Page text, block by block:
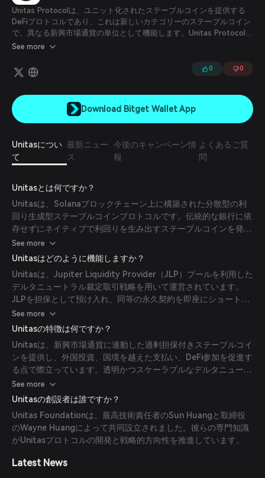
Español
Português (Brasil)
Español (Argentina)
Unitas Protocolは、ユニット化されたステーブルコインを提供する
DeFiプロトコルであり、これは新しいカテゴリーのステーブルコイン
で、異なる新興市場通貨の単位として機能します。Unitas Protocolは
新たなステーブルコインカテゴリーであるユニット化ステーブルコイ
ちます。Unitasのユニット化ステーブルコインは、外部のUSDステー
ブルコイン（例：USDT、USDC、Dai）によって過剰に準備されてい
「ユニット化」することで、異なる国の人々に取引の容易さと効率性
を提供することです。Unitas ProtocolはUSDと他通貨の間の価値変換
者であり、各Unitasステーブルコインが無条件でUSDステーブルコイ
See more
0 0
Download Bitget Wallet App
Unitasについ
て
最新ニュー
ス
今後のキャンペーン情
報
よくあるご質
問
Unitasとは何ですか？
Unitasは、Solanaブロックチェーン上に構築された分散型の利
回り生成型ステーブルコインプロトコルです。伝統的な銀行に依
存せずにネイティブで利回りを生み出すステーブルコインを発行
し、高速でスケーラブル、検閲耐性のある金融ソリューションの
提供を目指しています。
See more
Unitasはどのように機能しますか？
Unitasは、Jupiter Liquidity Provider（JLP）プールを利用した
デルタニュートラル裁定取引戦略を用いて運営されています。
JLPを担保として預け入れ、同等の永久契約を即座にショート
し、手数料収入を確保すると同時に価格リスクを中和します。こ
の手法により、オンチェーン取引需要から市場中立かつ銀行非依
存の利回りが得られます。
See more
Unitasの特徴は何ですか？
Unitasは、新興市場通貨に連動した過剰担保付きステーブルコイ
ンを提供し、外国投資、国境を越えた支払い、DeFi参加を促進す
る点で際立っています。透明かつスケーラブルなデルタニュート
ラル戦略により、暗号価格とほとんど相関しない高い米ドル建て
年利を実現しています。
See more
Unitasの創設者は誰ですか？
Unitas Foundationは、最高技術責任者のSun Huangと取締役
のWayne Huangによって共同設立されました。彼らの専門知識
がUnitasプロトコルの開発と戦略的方向性を推進しています。
Latest News